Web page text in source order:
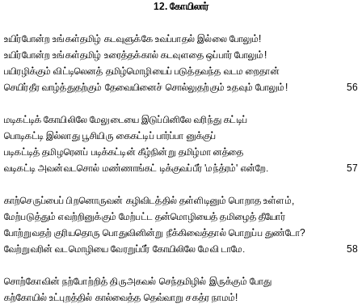
12. கோயிலார்
உயிர்போன்ற உங்கள்தமிழ் கடவுளுக்கே உவப்பாதல் இல்லை போலும்!
உயிர்போன்ற உங்கள்தமிழ் உரைத்தக்கால் கடவுளதை ஒப்பார் போலும்!
பயிரழிக்கும் விட்டிலெனத் தமிழ்மொழியைப் படுத்தவந்த வடம றைதான்
செயிர்தீர வாழ்த்துதற்கும் தேவையினைச் சொல்லுதற்கும் உதவும் போலும்!
56
மடிகட்டிக் கோயிலிலே மேலுடையை இடுப்பினிலே வரிந்து கட்டிப்
பொடிகட்டி இல்லாது பூசியிரு கைகட்டிப் பார்ப்பா னுக்குப்
படிகட்டித் தமிழரெனப் படிக்கட்டின் கீழ்நின்று தமிழ்மா னத்தை
வடிகட்டி அவன்வடசொல் மண்ணாங்கட் டிக்குவப்பீர் 'மந்த்ரம்' என்றே.
57
காற்செருப்பைப் பிறனொருவன் கழிவிடத்தில் தள்ளிடினும் பொறாத உள்ளம்,
மேற்படுத்தும் எவற்றினுக்கும் மேற்பட்ட தன்மொழியைத் தமிழைத் தீயோர்
போற்றுவதற் குரியதொரு பொதுவினின்று நீக்கிவைத்தால் பொறுப்ப துண்டோ?
வேற்றுவரின் வடமொழியை வேரறுப்பீர் கோயிலிலே மேவி டாமே.
58
சொற்கோவின் நற்போற்றித் திருஅகவல் செந்தமிழில் இருக்கும் போது
கற்கோயில் உட்புறத்தில் கால்வைத்த தெவ்வாறு சகத்ர நாமம்!